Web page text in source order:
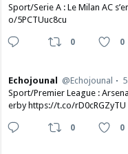
Sport/Serie A : Le Milan AC
o/5PCTUuc8cu
0 0
Echojounal @Echojounal
Sport/Premier League :
erby https://t.co/rD0cRGZyTU
0 0